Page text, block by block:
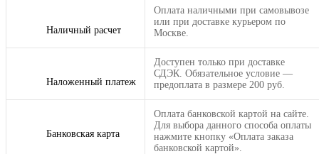
Наличный расчет
Оплата наличными при самовывозе
или при доставке курьером по
Москве.
Наложенный платеж
Доступен только при доставке
СДЭК. Обязательное условие —
предоплата в размере 200 руб.
Банковская карта
Оплата банковской картой на сайте.
Для выбора данного способа оплаты
нажмите кнопку «Оплата заказа
банковской картой».